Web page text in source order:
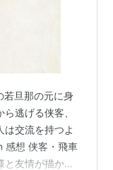
旦那の元に身
逃げる侠客、
は交流を持つよ
感想 侠客・飛車
友情が描かれ